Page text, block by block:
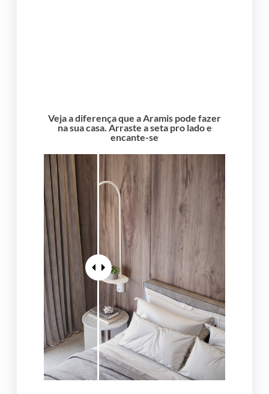
Veja a diferença que a Aramis pode fazer
na sua casa. Arraste a seta pro lado e
encante-se